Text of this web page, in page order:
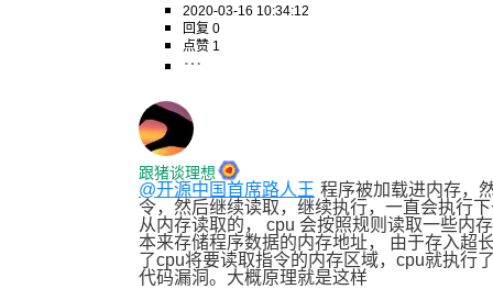
2020-03-16 10:34:12
回复 0
点赞 1
跟猪谈理想
@开源中国首席路人王 程序被加载进内存，
令，然后继续读取，继续执行，一直会执行
从内存读取的， cpu 会按照规则读取一些内
本来存储程序数据的内存地址， 由于存入超
了cpu将要读取指令的内存区域，cpu就执行
代码漏洞。大概原理就是这样